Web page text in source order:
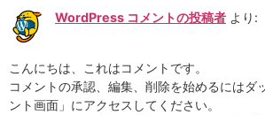
WordPress コメントの投稿者 より:
こんにちは、これはコメントです。
コメントの承認、編集、削除を始めるにはダ
ント画面」にアクセスしてください。